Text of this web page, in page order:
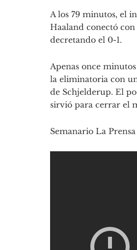
A los 79 minutos, el
Haaland conectó
decretando el 0-1.
Apenas once
la eliminatoria con
de Schjelderup. El
sirvió para cerrar el
Semanario La